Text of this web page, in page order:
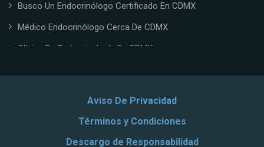
Busco Un Endocrinólogo Certificado En CDMX
Médico Endocrinólogo Cerca De CDMX
Clínica De Endocrinología En CDMX
Aviso De Privacidad
Términos y Condiciones
Descargo de Responsabilidad